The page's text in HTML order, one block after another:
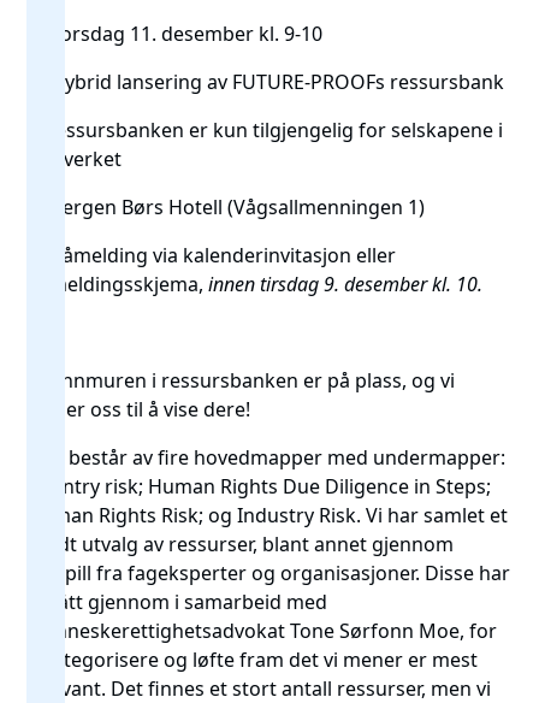
Torsdag 11. desember kl. 9-10
🔎 Hybrid lansering av FUTURE-PROOFs ressursbank
🔒 Ressursbanken er kun tilgjengelig for selskapene i
nettverket
🚩 Bergen Børs Hotell (Vågsallmenningen 1)
🎫 Påmelding via kalenderinvitasjon eller
påmeldingsskjema,innen tirsdag 9. desember kl. 10.
Grunnmuren i ressursbanken er på plass, og vi
gleder oss til å vise dere!
Den består av fire hovedmapper med undermapper:
Country risk; Human Rights Due Diligence in Steps;
Human Rights Risk; og Industry Risk. Vi har samlet et
bredt utvalg av ressurser, blant annet gjennom
innspill fra fageksperter og organisasjoner. Disse har
vi gått gjennom i samarbeid med
menneskerettighetsadvokat Tone Sørfonn Moe, for
å kategorisere og løfte fram det vi mener er mest
relevant. Det finnes et stort antall ressurser, men vi